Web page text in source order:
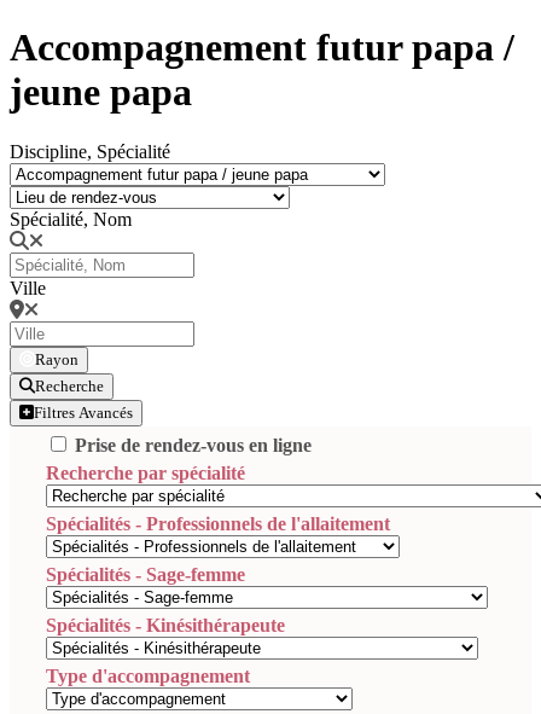
Accompagnement futur papa /
jeune papa
Discipline, Spécialité
Spécialité, Nom
Ville
Rayon
Recherche
Filtres Avancés
Prise de rendez-vous en ligne
Recherche par spécialité
Spécialités - Professionnels de l'allaitement
Spécialités - Sage-femme
Spécialités - Kinésithérapeute
Type d'accompagnement